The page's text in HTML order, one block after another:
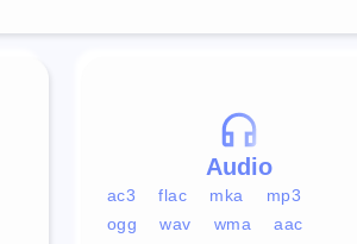
Audio
ac3 flac mka
mp3
ogg
wav wma aac